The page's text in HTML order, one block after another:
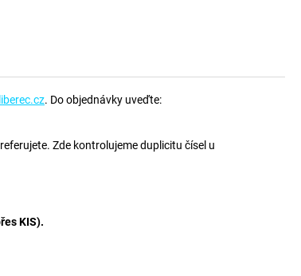
. Do objednávky uveďte:
Zde kontrolujeme duplicitu čísel u
KIS).